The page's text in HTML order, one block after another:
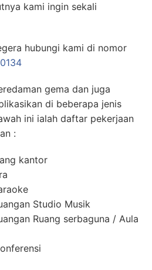
kami ingin sekali
hubungi kami di nomor
gema dan juga
di beberapa jenis
ini ialah daftar pekerjaan
:
kantor
Studio Musik
Ruang serbaguna / Aula